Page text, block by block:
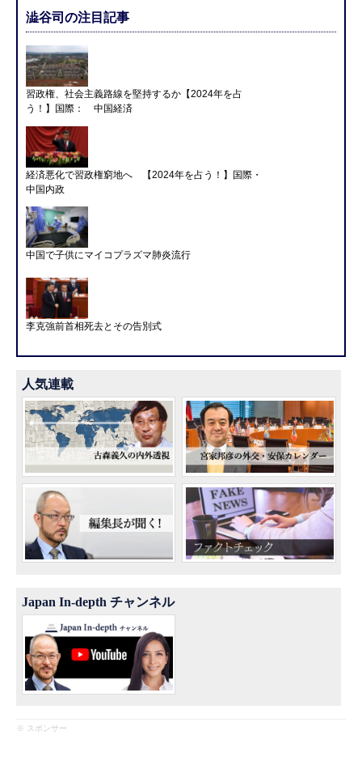
澁谷司の注目記事
習政権、社会主義路線を堅持するか【2024年を占
う！】国際： 中国経済
経済悪化で習政権窮地へ 【2024年を占う！】国際・
中国内政
中国で子供にマイコプラズマ肺炎流行
李克強前首相死去とその告別式
人気連載
Japan In-depth チャンネル
※ スポンサー